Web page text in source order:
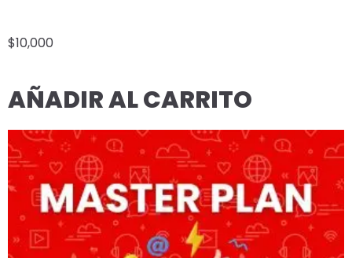
$10,000
AÑADIR AL CARRITO